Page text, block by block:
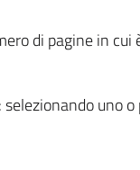
di pagine in cui
uno